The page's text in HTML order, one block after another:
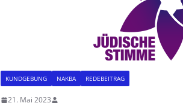
KUNDGEBUNG NAKBA REDEBEITRAG
21. Mai 2023